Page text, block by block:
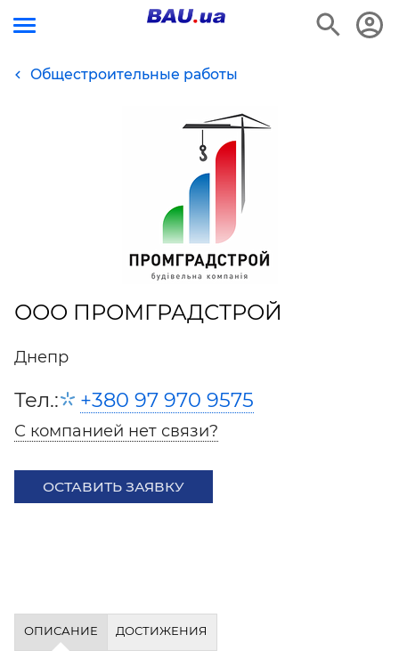
Общестроительные работы
ООО ПРОМГРАДСТРОЙ
Днепр
Тел.: +380 97 970 9575
С компанией нет связи?
ОСТАВИТЬ ЗАЯВКУ
ОПИСАНИЕ ДОСТИЖЕНИЯ